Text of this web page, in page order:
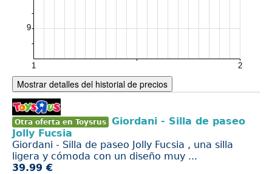
Mostrar detalles del historial de precios
Otra oferta en Toysrus
Giordani - Silla de paseo
Jolly Fucsia
Giordani - Silla de paseo Jolly Fucsia , una silla
ligera y cómoda con un diseño muy ...
39.99 €